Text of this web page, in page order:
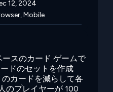
12, 2024
Mobile
スのカード ゲームで
ドのセットを作成
カードを減らして各
のプレイヤーが 100